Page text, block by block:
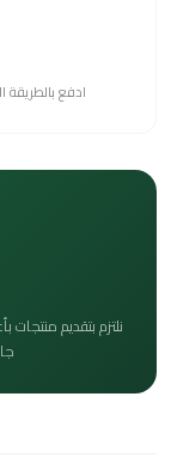
ادفع بالطريقة
نلتزم بتقديم منتجات